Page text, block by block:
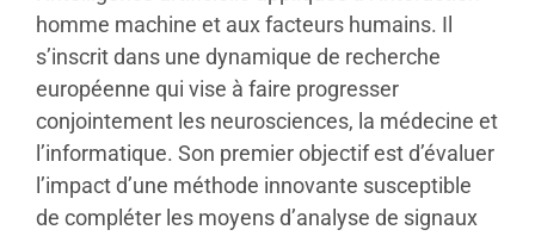
homme machine et aux facteurs humains. Il
s’inscrit dans une dynamique de recherche
européenne qui vise à faire progresser
conjointement les neurosciences, la médecine et
l’informatique. Son premier objectif est d’évaluer
l’impact d’une méthode innovante susceptible
de compléter les moyens d’analyse de signaux